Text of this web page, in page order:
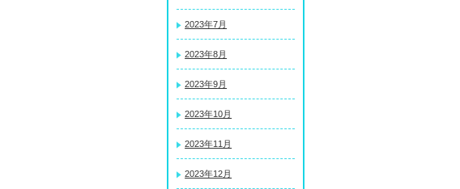
2023年7月
2023年8月
2023年9月
2023年10月
2023年11月
2023年12月